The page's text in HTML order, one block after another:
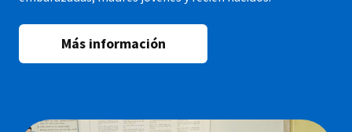
Más información